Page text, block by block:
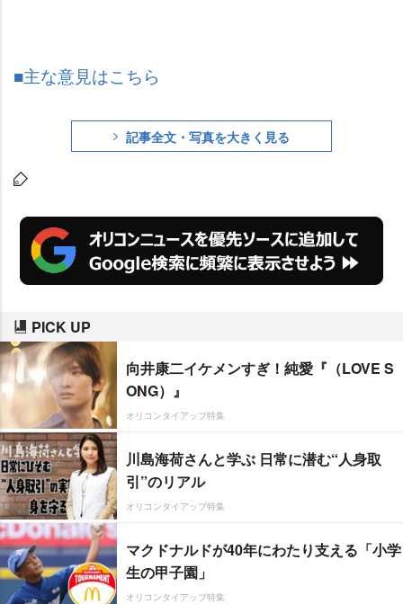
■主な意見はこちら
記事全文・写真を大きく見る
PICK UP
向井康二イケメンすぎ！純愛『（LOVE S
ONG）』
オリコンタイアップ特集
川島海荷さんと学ぶ 日常に潜む“人身取
引”のリアル
オリコンタイアップ特集
マクドナルドが40年にわたり支える「小学
生の甲子園」
オリコンタイアップ特集